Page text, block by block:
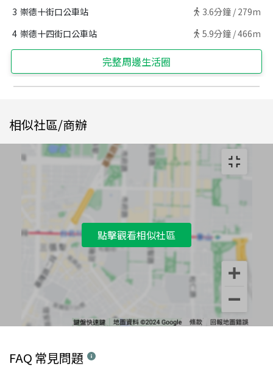
3 崇德十街口公車站 3.6分鐘 / 279m
4 崇德十四街口公車站 5.9分鐘 /466m
完整周邊生活圈
相似社區/商辦
點擊觀看相似社區
FAQ 常見問題